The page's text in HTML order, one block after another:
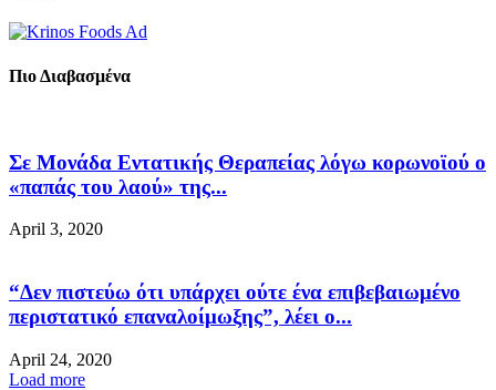
Πιο Διαβασμένα
Σε Μονάδα Εντατικής Θεραπείας λόγω κορωνοϊού ο
«παπάς του λαού» της...
April 3, 2020
“Δεν πιστεύω ότι υπάρχει ούτε ένα επιβεβαιωμένο
περιστατικό επαναλοίμωξης”, λέει ο...
April 24, 2020
Load more